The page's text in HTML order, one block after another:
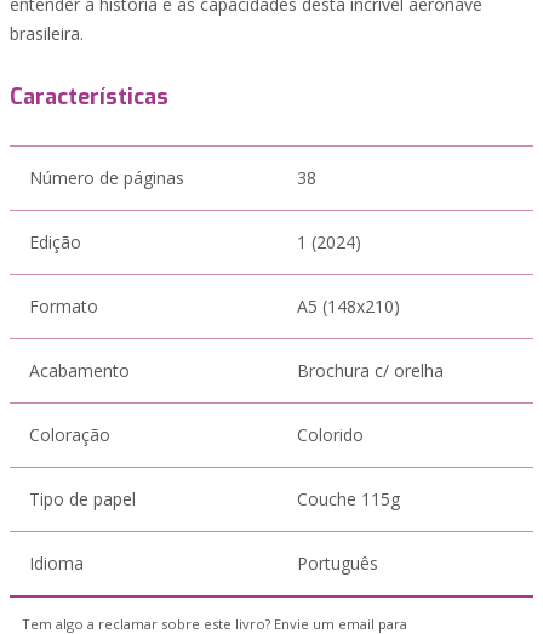
brasileira.
Características
Número de páginas 38
Edição 1 (2024)
Formato A5 (148x210)
Acabamento Brochura c/ orelha
Coloração Colorido
Tipo de papel Couche 115g
Idioma Português
Tem algo a reclamar sobre este livro? Envie um email para